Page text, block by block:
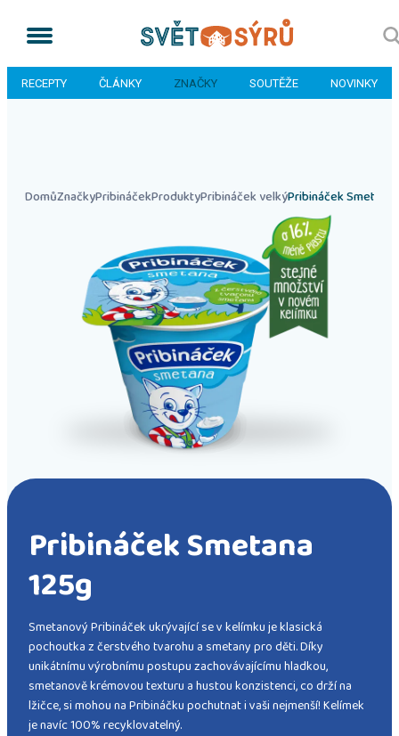
RECEPTY ČLÁNKY ZNAČKY SOUTĚŽE NOVINKY
DomůZnačkyPribináčekProduktyPribináček velkýPribináček Smetana
Pribináček Smetana
125g
Smetanový Pribináček ukrývající se v kelímku je klasická
pochoutka z čerstvého tvarohu a smetany pro děti. Díky
unikátnímu výrobnímu postupu zachovávajícímu hladkou,
smetanově krémovou texturu a hustou konzistenci, co drží na
lžičce, si mohou na Pribináčku pochutnat i vaši nejmenší! Kelímek
je navíc 100% recyklovatelný.